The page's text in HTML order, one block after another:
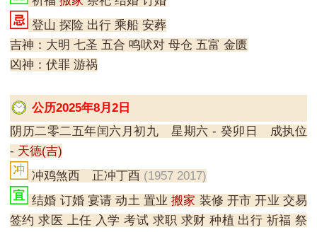
登山 探险 出行 乘船 安葬
吉神：大明 七圣 五合 鸣吠对 母仓 五富 金匮
凶神：伏罪 游祸
公历2025年8月2日
阴历二零二五年闰六月初九 星期六 - 癸卯日 成执位
- 天德(吉)
冲鸡煞西 正冲丁酉 (1957 2017)
结婚 订婚 宴请 动土 置业搬家 装修 开市 开业 交易
签约 求医 上任 入学 考试 求职 求财 种植 出行 祈福 祭